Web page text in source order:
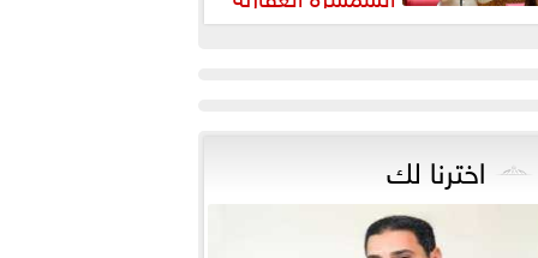
لضبط السوق وحماية
اخترنا لك